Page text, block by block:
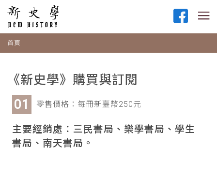
首頁
《新史學》購買與訂閱
零售價格：每冊新臺幣250元
主要經銷處：三民書局、樂學書局、學生
書局、南天書局。